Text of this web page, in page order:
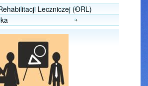
Leczniczej (ORL)